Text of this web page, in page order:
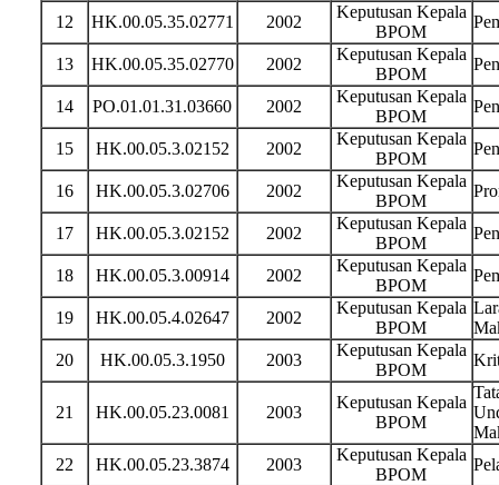
12 HK.00.05.35.02771 2002
Keputusan Kepala
BPOM
13 HK.00.05.35.02770 2002
Keputusan Kepala
BPOM
14 PO.01.01.31.03660 2002
Keputusan Kepala
BPOM
15 HK.00.05.3.02152 2002
Keputusan Kepala
BPOM
16 HK.00.05.3.02706 2002
Keputusan Kepala
BPOM
17 HK.00.05.3.02152 2002
Keputusan Kepala
BPOM
18 HK.00.05.3.00914 2002
Keputusan Kepala
BPOM
19 HK.00.05.4.02647 2002
Keputusan Kepala
BPOM
20
HK.00.05.3.1950 2003
Keputusan Kepala
BPOM
21 HK.00.05.23.0081 2003
Keputusan Kepala
BPOM
22
HK.00.05.23.3874 2003
Keputusan Kepala
BPOM